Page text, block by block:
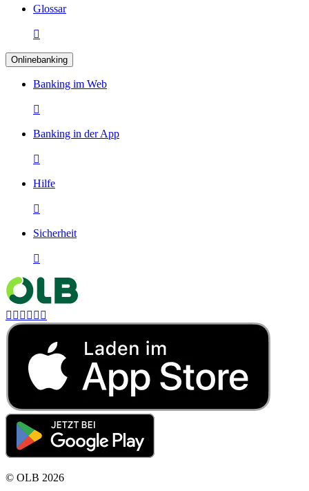
Glossar

Onlinebanking
Banking im Web

Banking in der App

Hilfe

Sicherheit

     
© OLB 2026